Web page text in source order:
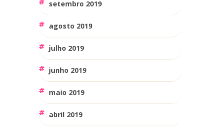
setembro 2019
agosto 2019
julho 2019
junho 2019
maio 2019
abril 2019